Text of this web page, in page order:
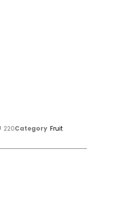
220Category Fruit